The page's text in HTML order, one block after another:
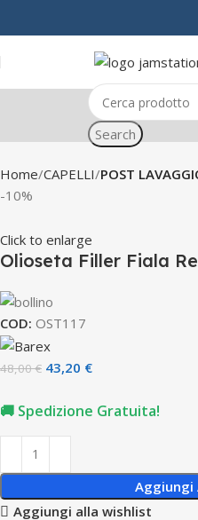
Search
Home CAPELLI POST
-10%
Click to enlarge
Olioseta Filler Fiala
COD: OST117
48,00€ 43,20 €
🚚 Spedizione Gratuita!
Aggiungi
Aggiungi alla wishlist